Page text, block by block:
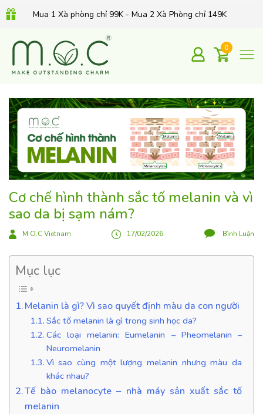
Mua 1 Xà phòng chỉ 99K - Mua 2 Xà Phòng chỉ 149K
Combo MỤN THÂM, THU NHỎ LCL chỉ 499K
QUÀ TẶNG 350K khi mua Kem dưỡng Retinol hữu cơ 30Gr
0
Cơ chế hình thành sắc tố melanin và vì
sao da bị sạm nám?
M.O.C Vietnam 17/02/2026 Bình Luận
Mục lục
Melanin là gì? Vì sao quyết định màu da con người
Sắc tố melanin là gì trong sinh học da?
Các loại melanin: Eumelanin – Pheomelanin –
Neuromelanin
Vì sao cùng một lượng melanin nhưng màu da
khác nhau?
Tế bào melanocyte – nhà máy sản xuất sắc tố
melanin